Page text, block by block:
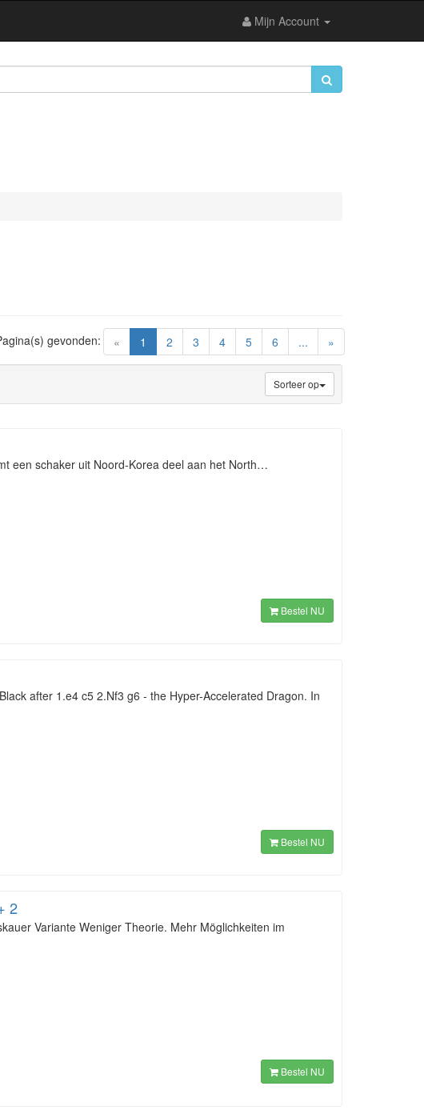
Mijn Account
« 1 (current)
2 3 4 5 6 ... »
gevonden:
Sorteer op
een schaker uit Noord-Korea deel aan het North…
Bestel NU
after 1.e4 c5 2.Nf3 g6 - the Hyper-Accelerated Dragon. In
Bestel NU
2
Variante Weniger Theorie. Mehr Möglichkeiten im
Bestel NU